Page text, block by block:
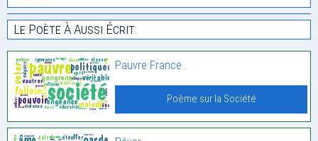
Le Poète À Aussi Écrit:
Pauvre France…
Poème sur la Société